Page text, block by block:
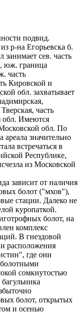
подвид.
р-на Егорьевска б.
сев. часть
юж. граница
часть
Кировской и
обл. захватывает
часть
обл. Имеются
обл. По
значительно
встречаться в
Республике,
из Московской
зависит от наличия
болот ("мхов"),
стации. Далеко не
куропаткой.
болот, на
комплекс
В гнездовой
расположения
где они
болотными
сомкнутостью
болот, открытых
и осенью